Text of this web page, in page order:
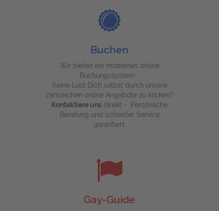
Buchen
Wir bieten ein modernes online
Buchungssystem...
Keine Lust Dich selbst durch unsere
zahlreichen online Angebote zu klicken?
Kontaktiere uns direkt - Persönliche
Beratung und schneller Service
garantiert.
Gay-Guide